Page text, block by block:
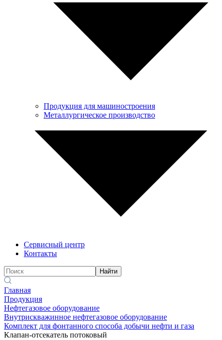
Продукция для машиностроения
Металлургическое производство
Сервисный центр
Контакты
Найти
Главная
Продукция
Нефтегазовое оборудование
Внутрискважинное нефтегазовое оборудование
Комплект для фонтанного способа добычи нефти и газа
Клапан-отсекатель потоковый